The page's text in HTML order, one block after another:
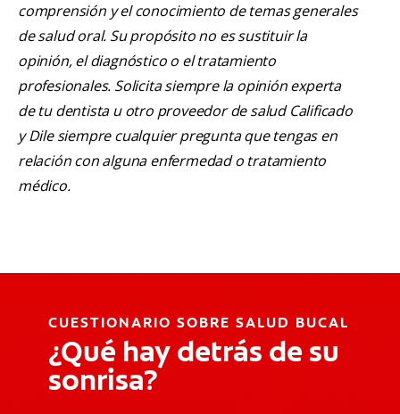
comprensión y el conocimiento de temas generales
de salud oral. Su propósito no es sustituir la
opinión, el diagnóstico o el tratamiento
profesionales. Solicita siempre la opinión experta
de tu dentista u otro proveedor de salud Calificado
y Dile siempre cualquier pregunta que tengas en
relación con alguna enfermedad o tratamiento
médico.
CUESTIONARIO SOBRE SALUD BUCAL
¿Qué hay detrás de su
sonrisa?